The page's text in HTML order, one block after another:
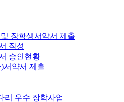
장학생서약서 제출
작성
승인현황
서약서 제출
리 우수 장학사업